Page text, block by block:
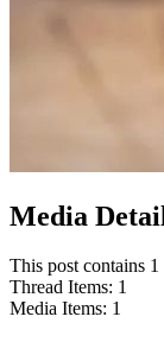
Media
This post contains 1
Thread Items: 1
Media Items: 1